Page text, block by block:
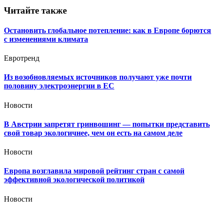
Читайте также
Остановить глобальное потепление: как в Европе борются
с изменениями климата
Евротренд
Из возобновляемых источников получают уже почти
половину электроэнергии в ЕС
Новости
В Австрии запретят гринвошинг — попытки представить
свой товар экологичнее, чем он есть на самом деле
Новости
Европа возглавила мировой рейтинг стран с самой
эффективной экологической политикой
Новости